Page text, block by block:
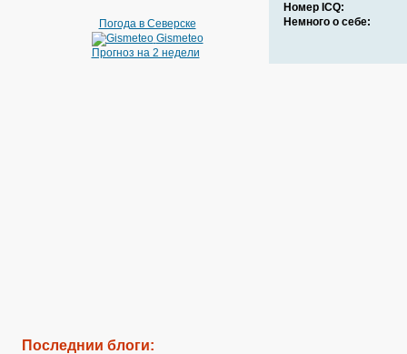
Погода в Северске
Gismeteo
Прогноз на 2 недели
Последнии блоги:
Номер ICQ:
Немного о себе: